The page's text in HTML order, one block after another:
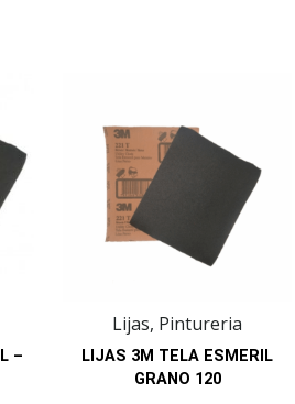
–
Lijas, Pintureria
LIJAS 3M TELA ESMERIL
GRANO 120